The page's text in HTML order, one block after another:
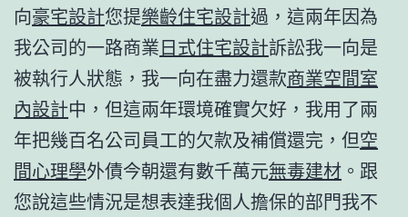
向豪宅設計您提樂齡住宅設計過，這兩年因為
我公司的一路商業日式住宅設計訴訟我一向是
被執行人狀態，我一向在盡力還款商業空間室
內設計中，但這兩年環境確實欠好，我用了兩
年把幾百名公司員工的欠款及補償還完，但空
間心理學外債今朝還有數千萬元無毒建材 。跟
您說這些情況是想表達我個人擔保的部門我不